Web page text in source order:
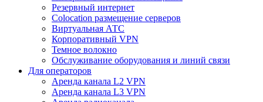
Резервный интернет
Colocation размещение серверов
Виртуальная АТС
Корпоративный VPN
Темное волокно
Обслуживание оборудования и линий связи
Для операторов
Аренда канала L2 VPN
Аренда канала L3 VPN